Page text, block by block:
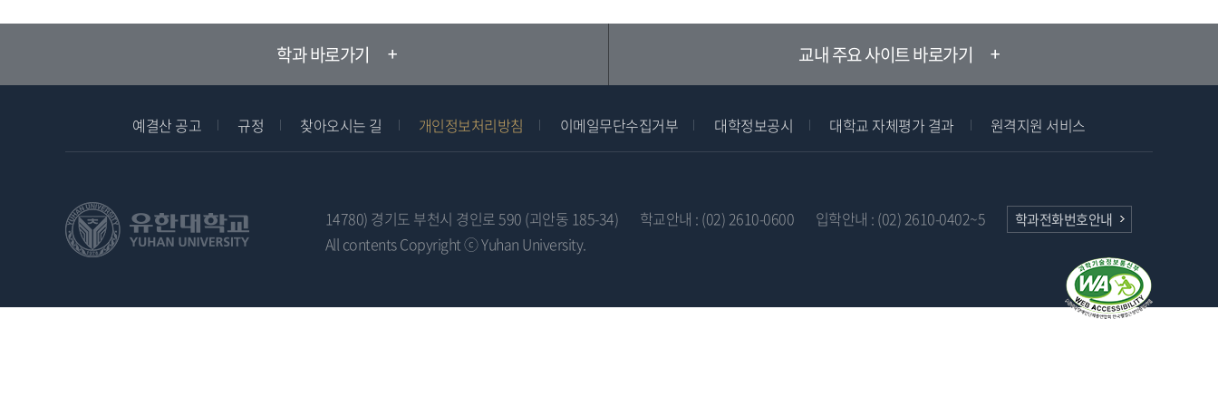
학과 바로가기 교내 주요 사이트 바로가기
예결산 공고 규정 찾아오시는 길 개인정보처리방침 이메일무단수집거부 대학정보공시 대학교 자체평가 결과 원격지원 서비스
14780) 경기도 부천시 경인로 590 (괴안동 185-34) 학교안내 : (02) 2610-0600 입학안내 : (02) 2610-0402~5 학과전화번호안내
All contents Copyright ⓒ Yuhan University.